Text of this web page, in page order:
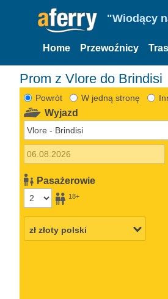
"Wiodący
Home Przewoźnicy
Prom z Vlore do Brindisi
Powrót W jedną stronę
Wyjazd
Pasażerowie
18+